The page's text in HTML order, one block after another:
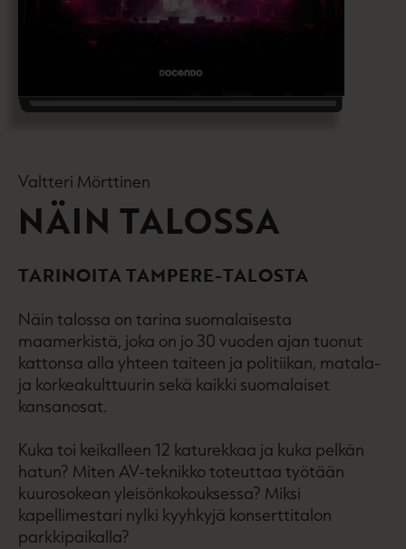
Valtteri Mörttinen
NÄIN TALOSSA
TARINOITA TAMPERE-TALOSTA
Näin talossa on tarina suomalaisesta
maamerkistä, joka on jo 30 vuoden ajan tuonut
kattonsa alla yhteen taiteen ja politiikan, matala-
ja korkeakulttuurin sekä kaikki suomalaiset
kansanosat.
Kuka toi keikalleen 12 katurekkaa ja kuka pelkän
hatun? Miten AV-teknikko toteuttaa työtään
kuurosokean yleisönkokouksessa? Miksi
kapellimestari nylki kyyhkyjä konserttitalon
parkkipaikalla?